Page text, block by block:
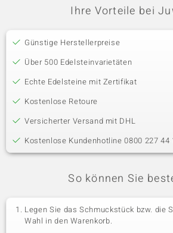
Ihre Vorteile bei
Günstige Herstellerpreise
Über 500 Edelsteinvarietäten
Echte Edelsteine mit Zertifikat
Kostenlose Retoure
Versicherter Versand mit DHL
Kostenlose Kundenhotline 0800 227 44
So können Sie
Legen Sie das Schmuckstück bzw. die
Wahl in den Warenkorb.